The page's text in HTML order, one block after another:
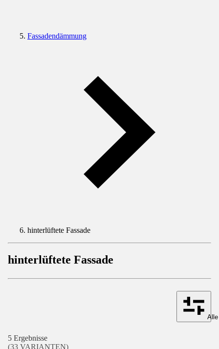
Fassadendämmung
hinterlüftete Fassade
hinterlüftete Fassade
5 Ergebnisse
(33 VARIANTEN)